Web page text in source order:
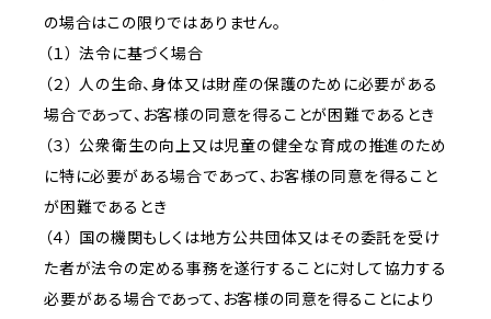
の場合はこの限りではありません。
（１） 法令に基づく場合
（２） 人の生命、身体又は財産の保護のために必要がある
場合であって、お客様の同意を得ることが困難であるとき
（３） 公衆衛生の向上又は児童の健全な育成の推進のため
に特に必要がある場合であって、お客様の同意を得ること
が困難であるとき
（４） 国の機関もしくは地方公共団体又はその委託を受け
た者が法令の定める事務を遂行することに対して協力する
必要がある場合であって、お客様の同意を得ることにより